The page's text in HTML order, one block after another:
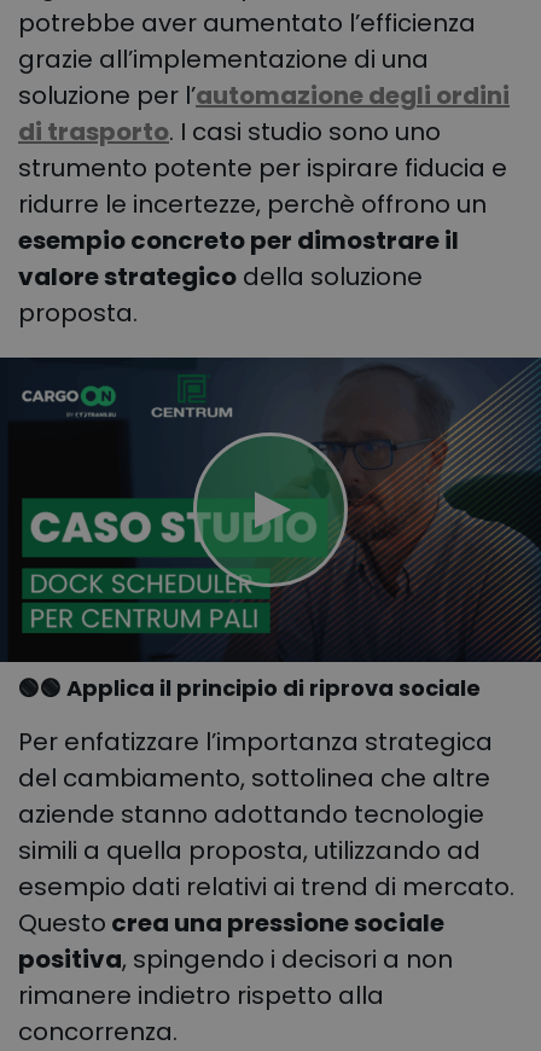
potrebbe aver aumentato l’efficienza
grazie all’implementazione di una
soluzione per l’automazione degli ordini
di trasporto. I casi studio sono uno
strumento potente per ispirare fiducia e
ridurre le incertezze, perchè offrono un
esempio concreto per dimostrare il
valore strategico della soluzione
proposta.
🟢🟢 Applica il principio di riprova sociale
Per enfatizzare l’importanza strategica
del cambiamento, sottolinea che altre
aziende stanno adottando tecnologie
simili a quella proposta, utilizzando ad
esempio dati relativi ai trend di mercato.
Questo crea una pressione sociale
positiva, spingendo i decisori a non
rimanere indietro rispetto alla
concorrenza.